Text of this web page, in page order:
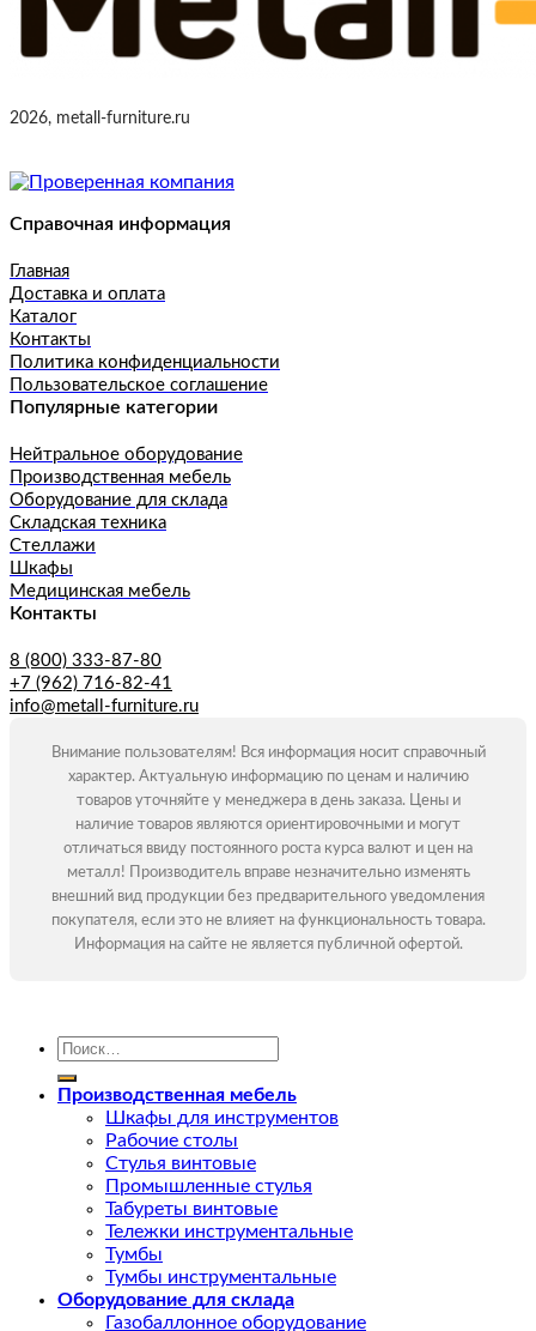
2026, metall-furniture.ru
Справочная информация
Главная
Доставка и оплата
Каталог
Контакты
Политика конфиденциальности
Пользовательское соглашение
Популярные категории
Нейтральное оборудование
Производственная мебель
Оборудование для склада
Складская техника
Стеллажи
Шкафы
Медицинская мебель
Контакты
8 (800) 333-87-80
+7 (962) 716-82-41
info@metall-furniture.ru
Внимание пользователям! Вся информация носит справочный
характер. Актуальную информацию по ценам и наличию
товаров уточняйте у менеджера в день заказа. Цены и
наличие товаров являются ориентировочными и могут
отличаться ввиду постоянного роста курса валют и цен на
металл! Производитель вправе незначительно изменять
внешний вид продукции без предварительного уведомления
покупателя, если это не влияет на функциональность товара.
Информация на сайте не является публичной офертой.
Искать:
Производственная мебель
Шкафы для инструментов
Рабочие столы
Стулья винтовые
Промышленные стулья
Табуреты винтовые
Тележки инструментальные
Тумбы
Тумбы инструментальные
Оборудование для склада
Газобаллонное оборудование